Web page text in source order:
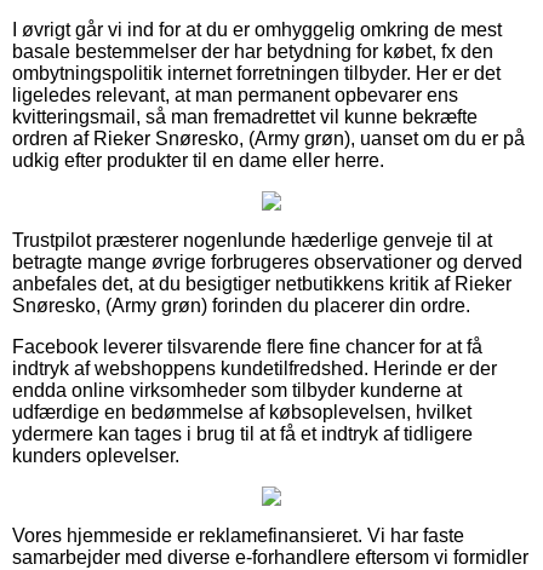
I øvrigt går vi ind for at du er omhyggelig omkring de mest
basale bestemmelser der har betydning for købet, fx den
ombytningspolitik internet forretningen tilbyder. Her er det
ligeledes relevant, at man permanent opbevarer ens
kvitteringsmail, så man fremadrettet vil kunne bekræfte
ordren af Rieker Snøresko, (Army grøn), uanset om du er på
udkig efter produkter til en dame eller herre.
Trustpilot præsterer nogenlunde hæderlige genveje til at
betragte mange øvrige forbrugeres observationer og derved
anbefales det, at du besigtiger netbutikkens kritik af Rieker
Snøresko, (Army grøn) forinden du placerer din ordre.
Facebook leverer tilsvarende flere fine chancer for at få
indtryk af webshoppens kundetilfredshed. Herinde er der
endda online virksomheder som tilbyder kunderne at
udfærdige en bedømmelse af købsoplevelsen, hvilket
ydermere kan tages i brug til at få et indtryk af tidligere
kunders oplevelser.
Vores hjemmeside er reklamefinansieret. Vi har faste
samarbejder med diverse e-forhandlere eftersom vi formidler